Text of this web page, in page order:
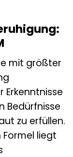
mit größter
Bedürfnisse
zu erfüllen.
Formel liegt